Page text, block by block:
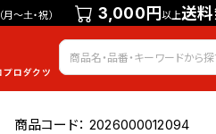
（月～土・祝） 3,000円以上送
会員登録
商品コード：2026000012094